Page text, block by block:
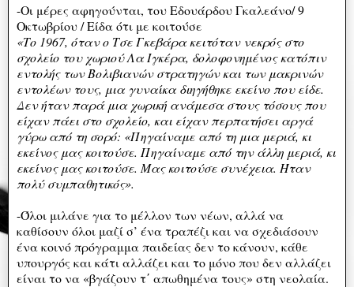
-Οι μέρες αφηγούνται, του Εδουάρδου Γκαλεάνο/ 9
Οκτωβρίου / Είδα ότι με κοιτούσε
«Το 1967, όταν ο Τσε Γκεβάρα κειτόταν νεκρός στο
σχολείο του χωριού Λα Ιγκέρα, δολοφονημένος κατόπιν
εντολής των Βολιβιανών στρατηγών και των μακρινών
εντολέων τους, μια γυναίκα διηγήθηκε εκείνο που είδε.
Δεν ήταν παρά μια χωρική ανάμεσα στους τόσους που
είχαν πάει στο σχολείο, και είχαν περπατήσει αργά
γύρω από τη σορό: «Πηγαίναμε από τη μια μεριά, κι
εκείνος μας κοιτούσε. Πηγαίναμε από την άλλη μεριά, κι
εκείνος μας κοιτούσε. Μας κοιτούσε συνέχεια. Ήταν
πολύ συμπαθητικός».
-Όλοι μιλάνε για το μέλλον των νέων, αλλά να
καθίσουν όλοι μαζί σ’ ένα τραπέζι και να σχεδιάσουν
ένα κοινό πρόγραμμα παιδείας δεν το κάνουν, κάθε
υπουργός και κάτι αλλάζει και το μόνο που δεν αλλάζει
είναι το να «βγάζουν τ΄ απωθημένα τους» στη νεολαία.